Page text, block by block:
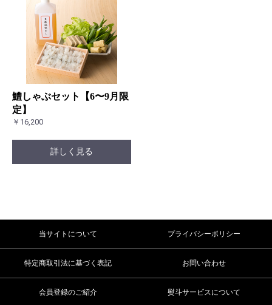
鱧しゃぶセット【6〜9月限
定】
￥16,200
詳しく見る
当サイトについて プライバシーポリシー
特定商取引法に基づく表記 お問い合わせ
会員登録のご紹介 熨斗サービスについて